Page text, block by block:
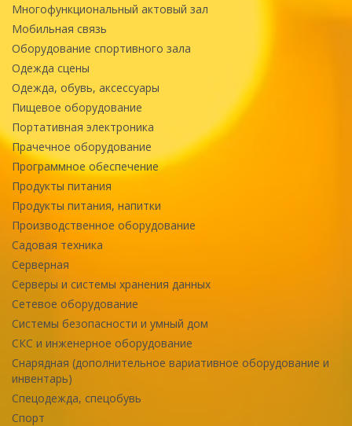
Многофункциональный актовый зал
Мобильная связь
Оборудование спортивного зала
Одежда сцены
Одежда, обувь, аксессуары
Пищевое оборудование
Портативная электроника
Прачечное оборудование
Программное обеспечение
Продукты питания
Продукты питания, напитки
Производственное оборудование
Садовая техника
Серверная
Серверы и системы хранения данных
Сетевое оборудование
Системы безопасности и умный дом
СКС и инженерное оборудование
Снарядная (дополнительное вариативное оборудование и
инвентарь)
Спецодежда, спецобувь
Спорт